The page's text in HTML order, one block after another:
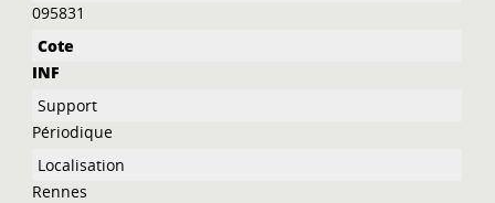
095831
INF
Périodique
Rennes